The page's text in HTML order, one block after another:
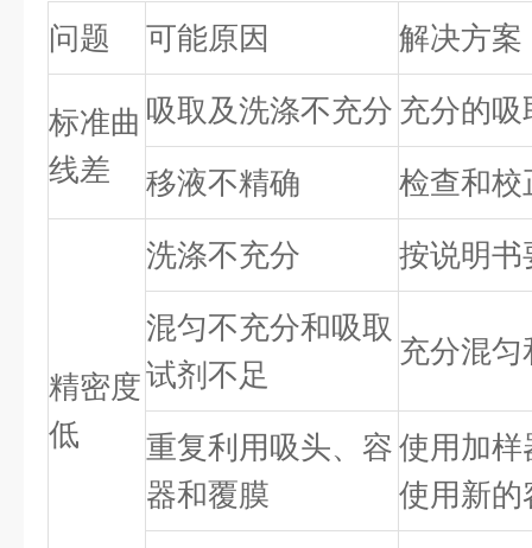
问题 可能原因 解决方案
标准曲
线差
吸取及洗涤不充分 充分的
移液不精确 检查和校
精密度
低
洗涤不充分 按说明书
混匀不充分和吸取
试剂不足
充分混
重复利用吸头、容
器和覆膜
使用加样
使用新的